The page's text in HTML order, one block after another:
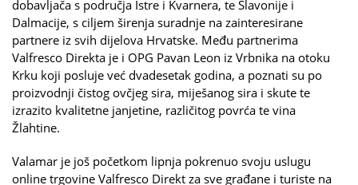
dobavljača s područja Istre i Kvarnera, te Slavonije i
Dalmacije, s ciljem širenja suradnje na zainteresirane
partnere iz svih dijelova Hrvatske. Među partnerima
Valfresco Direkta je i OPG Pavan Leon iz Vrbnika na otoku
Krku koji posluje već dvadesetak godina, a poznati su po
proizvodnji čistog ovčjeg sira, miješanog sira i skute te
izrazito kvalitetne janjetine, različitog povrća te vina
Žlahtine.
Valamar je još početkom lipnja pokrenuo svoju uslugu
online trgovine Valfresco Direkt za sve građane i turiste na